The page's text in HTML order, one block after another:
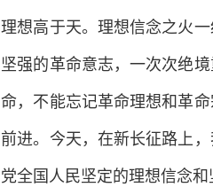
理想高于天。理想信念之火
坚强的革命意志，一次次绝
命，不能忘记革命理想和革
前进。今天，在新长征路上
党全国人民坚定的理想信念